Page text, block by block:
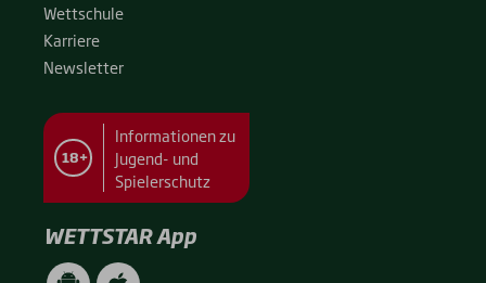
Wett­schu­le
Kar­rie­re
News­let­ter
18+
Informationen zu
Jugend- und
Spielerschutz
WETTSTAR App
WETTSTARWETTSTAR